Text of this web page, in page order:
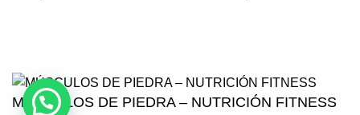
MÚSCULOS DE PIEDRA – NUTRICIÓN FITNESS